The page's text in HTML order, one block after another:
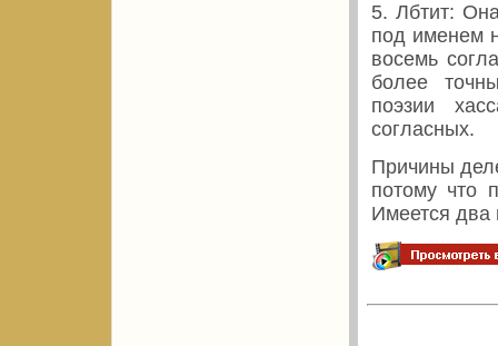
5. Лбтит:
под именем
восемь
более
поэзии
согласных.
Причины
потому что
Имеется два